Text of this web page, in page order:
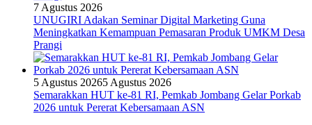
7 Agustus 2026
UNUGIRI Adakan Seminar Digital Marketing Guna
Meningkatkan Kemampuan Pemasaran Produk UMKM Desa
Prangi
5 Agustus 20265 Agustus 2026
Semarakkan HUT ke-81 RI, Pemkab Jombang Gelar Porkab
2026 untuk Pererat Kebersamaan ASN